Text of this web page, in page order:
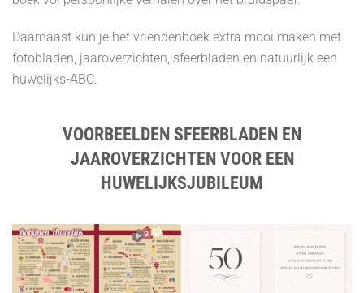
Daarnaast kun je het vriendenboek extra mooi maken met
fotobladen, jaaroverzichten, sfeerbladen en natuurlijk een
huwelijks-ABC.
VOORBEELDEN SFEERBLADEN EN
JAAROVERZICHTEN VOOR EEN
HUWELIJKSJUBILEUM